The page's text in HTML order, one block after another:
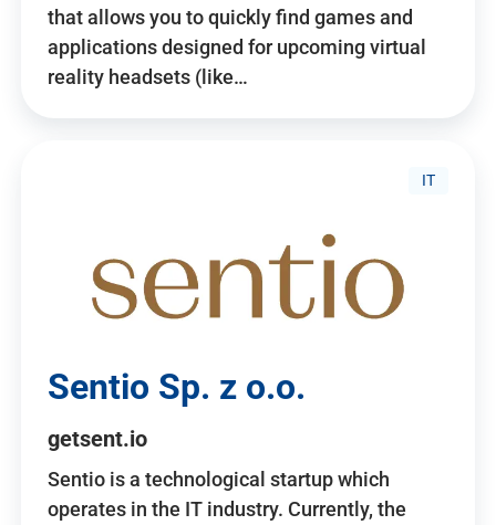
that allows you to quickly find games and
applications designed for upcoming virtual
reality headsets (like…
IT
Sentio Sp. z o.o.
getsent.io
Sentio is a technological startup which
operates in the IT industry. Currently, the